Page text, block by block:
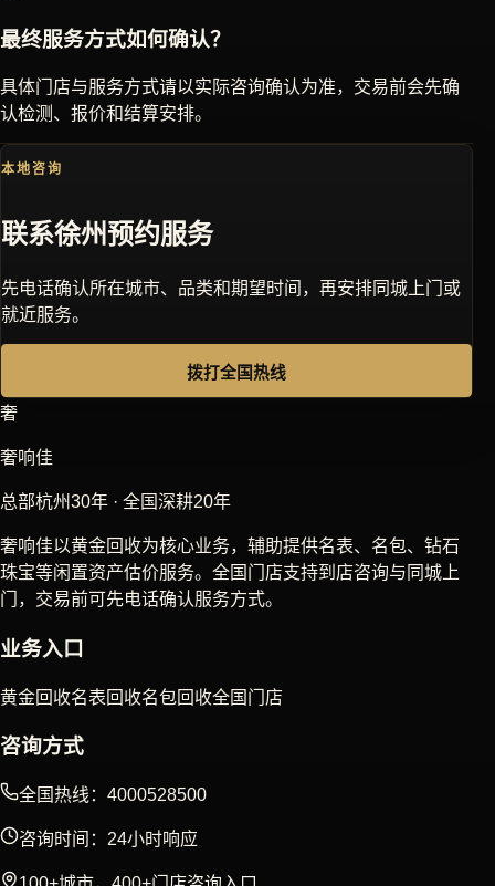
最终服务方式如何确认？
具体门店与服务方式请以实际咨询确认为准，交易前会先确
认检测、报价和结算安排。
本地咨询
联系徐州预约服务
先电话确认所在城市、品类和期望时间，再安排同城上门或
就近服务。
拨打全国热线
奢
奢响佳
总部杭州30年 · 全国深耕20年
奢响佳以黄金回收为核心业务，辅助提供名表、名包、钻石
珠宝等闲置资产估价服务。全国门店支持到店咨询与同城上
门，交易前可先电话确认服务方式。
业务入口
黄金回收名表回收名包回收全国门店
咨询方式
全国热线：4000528500
咨询时间：24小时响应